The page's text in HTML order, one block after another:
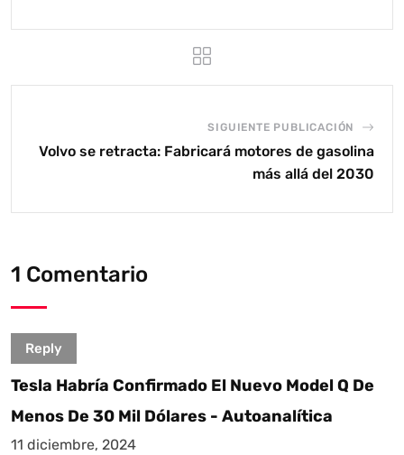
SIGUIENTE PUBLICACIÓN
Volvo se retracta: Fabricará motores de gasolina
más allá del 2030
1 Comentario
Reply
Tesla Habría Confirmado El Nuevo Model Q De
Menos De 30 Mil Dólares - Autoanalítica
11 diciembre, 2024